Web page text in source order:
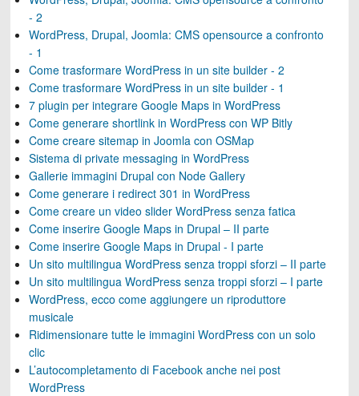
- 2
WordPress, Drupal, Joomla: CMS opensource a confronto
- 1
Come trasformare WordPress in un site builder - 2
Come trasformare WordPress in un site builder - 1
7 plugin per integrare Google Maps in WordPress
Come generare shortlink in WordPress con WP Bitly
Come creare sitemap in Joomla con OSMap
Sistema di private messaging in WordPress
Gallerie immagini Drupal con Node Gallery
Come generare i redirect 301 in WordPress
Come creare un video slider WordPress senza fatica
Come inserire Google Maps in Drupal – II parte
Come inserire Google Maps in Drupal - I parte
Un sito multilingua WordPress senza troppi sforzi – II parte
Un sito multilingua WordPress senza troppi sforzi – I parte
WordPress, ecco come aggiungere un riproduttore
musicale
Ridimensionare tutte le immagini WordPress con un solo
clic
L’autocompletamento di Facebook anche nei post
WordPress